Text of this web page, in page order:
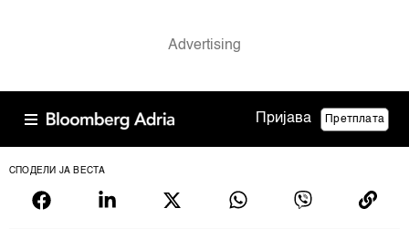
Пријава Претплата
СПОДЕЛИ ЈА ВЕСТА